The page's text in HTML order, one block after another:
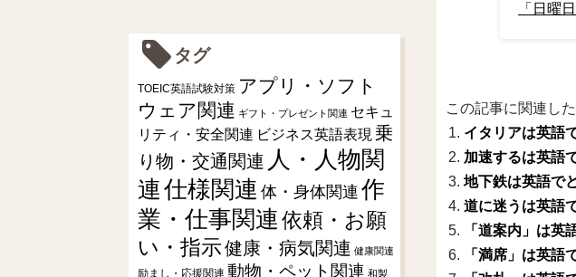
「日曜
この記事に関連し
イタリアは英語
加速するは英語
地下鉄は英語で
道に迷うは英語
「道案内」は英
「満席」は英語
タグ
TOEIC英語試験対策 アプリ・ソフト
ウェア関連 ギフト・プレゼント関連 セキュ
リティ・安全関連 ビジネス英語表現 乗
り物・交通関連 人・人物関
連仕様関連 体・身体関連 作
業・仕事関連依頼・お願
い・指示健康・病気関連 健康関連
励まし・応援関連 動物・ペット関連 和製